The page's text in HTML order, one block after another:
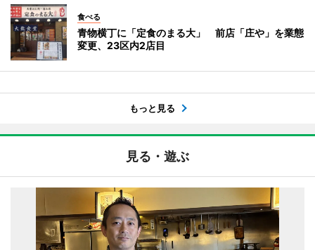
食べる
青物横丁に「定食のまる大」 前店「庄や」を業態
変更、23区内2店目
もっと見る
見る・遊ぶ